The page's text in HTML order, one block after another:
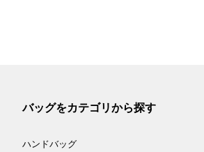
バッグをカテゴリから探す
ハンドバッグ